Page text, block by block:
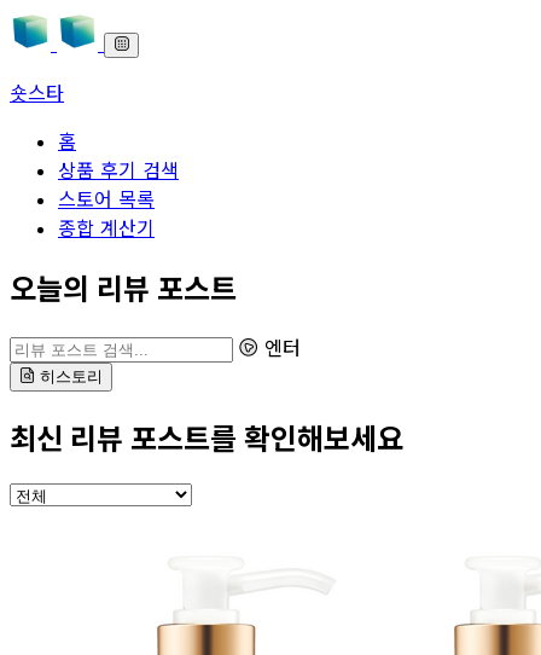
숏스타
홈
상품 후기 검색
스토어 목록
종합 계산기
본문으로 바로가기
오늘의 리뷰 포스트
리뷰 포스트 검색 엔터
히스토리
최신 리뷰 포스트를 확인해보세요
카테고리 선택